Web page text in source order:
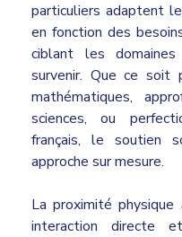
particuliers adaptent
en fonction des
ciblant les
survenir. Que ce soit
mathématiques,
sciences, ou
français, le soutien
approche sur mesure.
La proximité physique
interaction directe